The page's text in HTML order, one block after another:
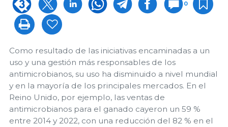
0
Como resultado de las iniciativas encaminadas a un
uso y una gestión más responsables de los
antimicrobianos, su uso ha disminuido a nivel mundial
y en la mayoría de los principales mercados. En el
Reino Unido, por ejemplo, las ventas de
antimicrobianos para el ganado cayeron un 59 %
entre 2014 y 2022, con una reducción del 82 % en el